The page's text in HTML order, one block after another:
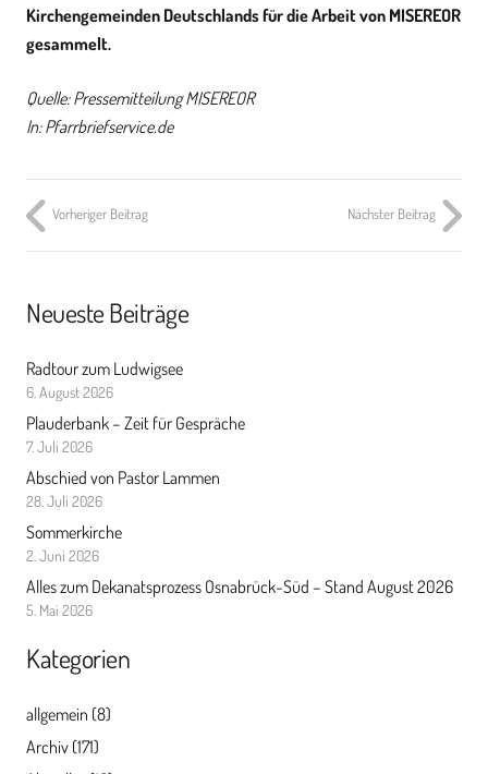
Kirchengemeinden Deutschlands für die Arbeit von MISEREOR
gesammelt.
Quelle: Pressemitteilung MISEREOR
In: Pfarrbriefservice.de
Vorheriger Beitrag Nächster Beitrag
Neueste Beiträge
Radtour zum Ludwigsee
6. August 2026
Plauderbank – Zeit für Gespräche
7. Juli 2026
Abschied von Pastor Lammen
28. Juli 2026
Sommerkirche
2. Juni 2026
Alles zum Dekanatsprozess Osnabrück-Süd – Stand August 2026
5. Mai 2026
Kategorien
allgemein (8)
Archiv (171)